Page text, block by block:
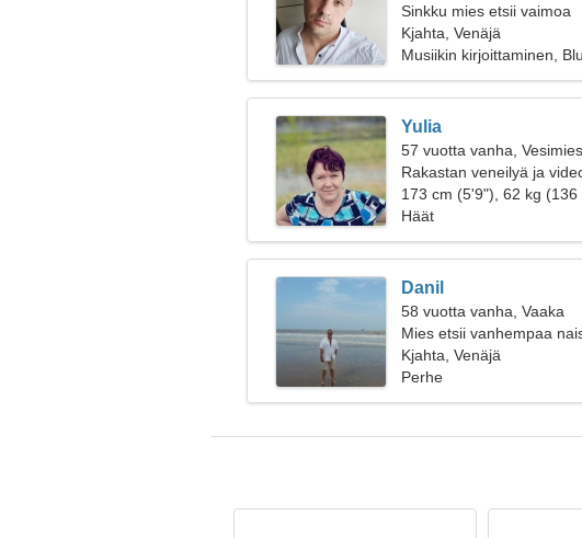
Sinkku mies etsii vaimoa
Kjahta, Venäjä
Musiikin kirjoittaminen,
Yulia
57 vuotta vanha, Vesimies
Rakastan veneilyä ja
173 cm (5'9"), 62 kg (136
Häät
Danil
58 vuotta vanha, Vaaka
Mies etsii vanhempaa
Kjahta, Venäjä
Perhe